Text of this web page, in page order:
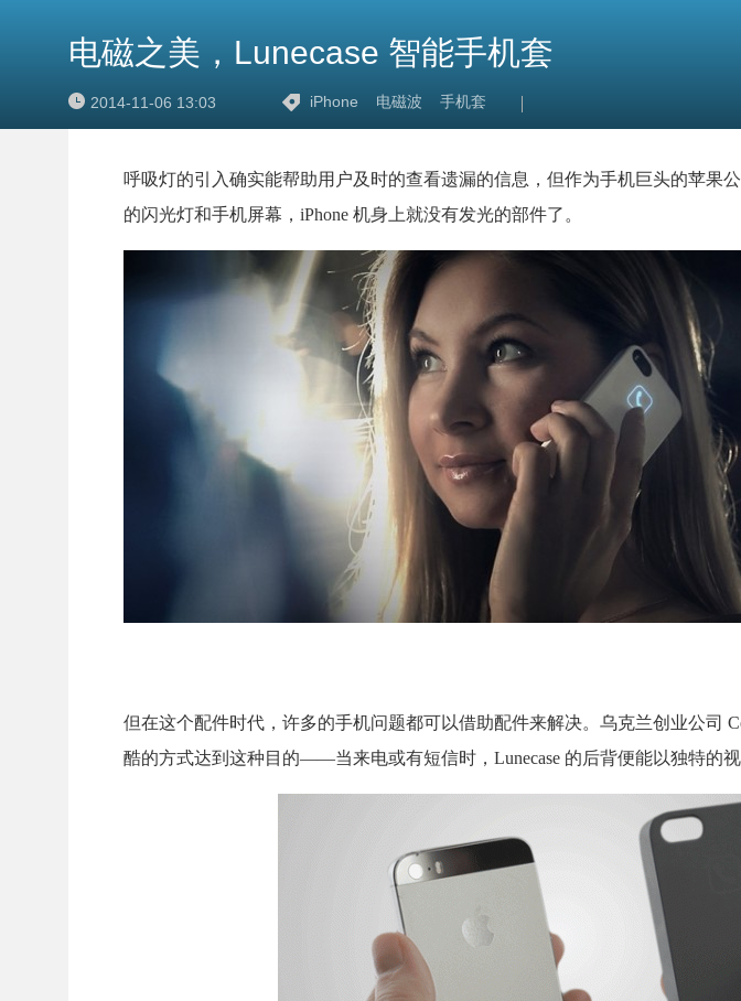
电磁之美，Lunecase 智能手机套
2014-11-06 13:03 iPhone 电磁波 手机套
呼吸灯的引入确实能帮助用户及时的查看遗漏的信息，但作为手机巨头的苹果
的闪光灯和手机屏幕，iPhone 机身上就没有发光的部件了。
但在这个配件时代，许多的手机问题都可以借助配件来解决。乌克兰创业公司
酷的方式达到这种目的——当来电或有短信时，Lunecase 的后背便能以独特的视